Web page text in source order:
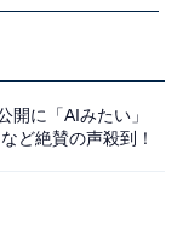
開に「AIみたい」
ど絶賛の声殺到！